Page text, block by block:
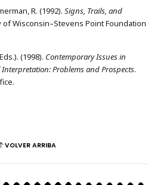
R. (1992). Signs, Trails, and
of Wisconsin–Stevens Point Foundation
(1998). Contemporary Issues in
Problems and Prospects.
VOLVER ARRIBA